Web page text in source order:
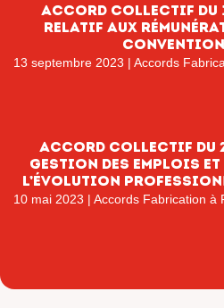
Accord collectif du
relatif aux
13 septembre 2023 | Accords
Accord collectif du
gestion des emplois et
l’évolution
l’information et
10 mai 2023 | Accords Fabrication à